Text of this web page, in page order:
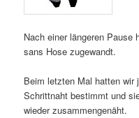
Nach einer längeren Pause
sans Hose zugewandt.
Beim letzten Mal hatten wir
Schrittnaht bestimmt und
wieder zusammengenäht.